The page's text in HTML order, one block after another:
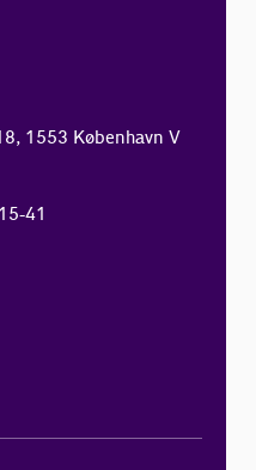
1553 København V
41